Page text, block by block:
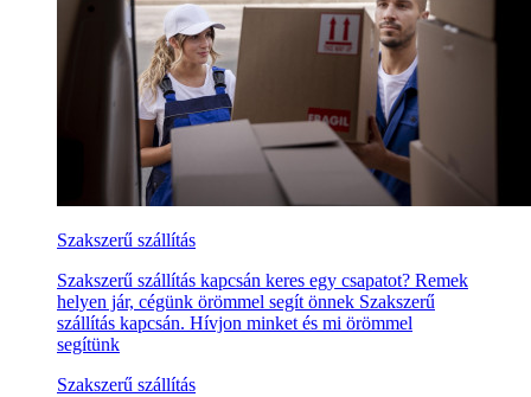
Szakszerű szállítás
Szakszerű szállítás kapcsán keres egy csapatot? Remek
helyen jár, cégünk örömmel segít önnek Szakszerű
szállítás kapcsán. Hívjon minket és mi örömmel
segítünk
Szakszerű szállítás